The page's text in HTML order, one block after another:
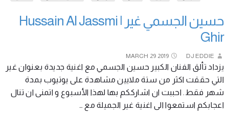
حسين الجسمي غير | Hussain Al Jassmi
Ghir
MARCH 29 2019 DJ EDDIE
يزداد تألق الفنان الكبير حسين الجسمي مع اغنية جديدة بعنوان غير
التي حققت اكثر من ستة ملايين مشاهدة على يوتيوب بمدة
شهر فقط. احببت ان اشارككم بها لهذا الأسبوع و اتمنى ان تنال
اعجابكم استمعوا الى اغنية غير الجميلة مع …